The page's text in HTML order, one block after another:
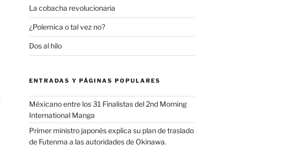
La cobacha revolucionaria
¿Polemica o tal vez no?
Dos al hilo
ENTRADAS Y PÁGINAS POPULARES
Méxicano entre los 31 Finalistas del 2nd Morning
International Manga
Primer ministro japonés explica su plan de traslado
de Futenma a las autoridades de Okinawa.